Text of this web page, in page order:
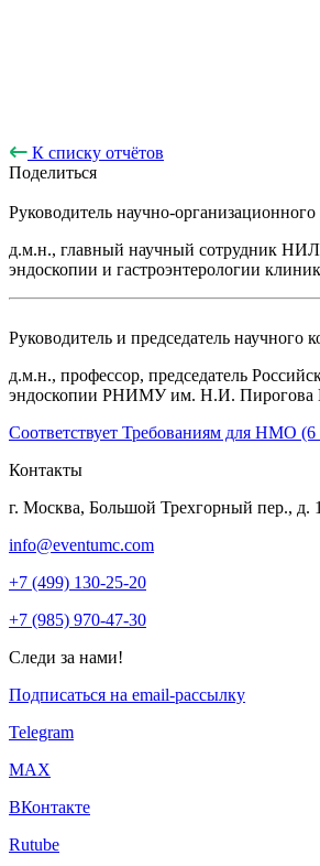
К списку отчётов
Поделиться
Руководитель научно-организационного
д.м.н., главный научный сотрудник
эндоскопии и гастроэнтерологии
Руководитель и председатель научного
д.м.н., профессор, председатель
эндоскопии РНИМУ им. Н.И. Пирогова
Соответствует Требованиям для
Контакты
г. Москва, Большой Трехгорный пер., д.
info@eventumc.com
+7 (499) 130-25-20
+7 (985) 970-47-30
Следи за нами!
Подписаться на email-рассылку
Telegram
МАХ
ВКонтакте
Rutube